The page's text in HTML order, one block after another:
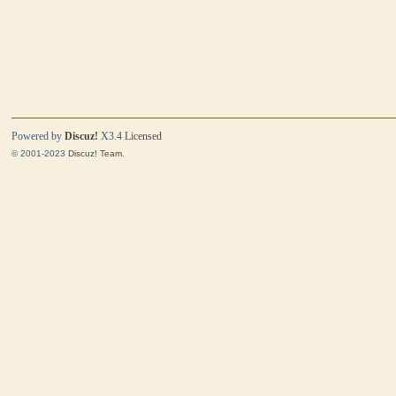
Powered byDiscuz! X3.4 Licensed
© 2001-2023Discuz! Team